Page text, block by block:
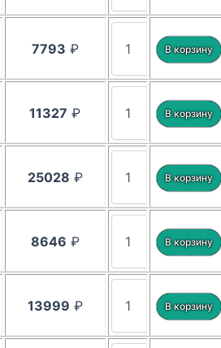
7793 ₽
11327 ₽
25028 ₽
8646 ₽
13999 ₽